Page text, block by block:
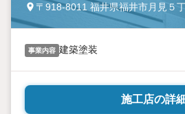
〒918-8011 福井県福井市月見５
事業内容 建築塗装
施工店の詳細